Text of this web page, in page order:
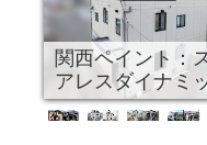
お客様の声・笑顔アルバ
お問合せ
ショールーム来店予約
関西ペイント：
イルド２液、
U105 他